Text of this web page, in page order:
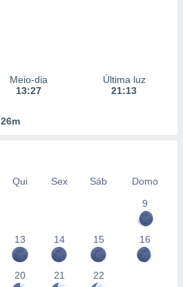
Meio-dia
13:27
Última luz
21:13
26m
Qui Sex Sáb
Domo
9
13 14 15 16
20 21 22